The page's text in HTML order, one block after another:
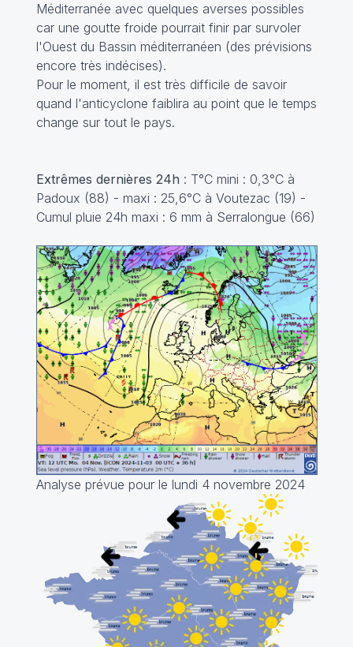
Méditerranée avec quelques averses possibles
car une goutte froide pourrait finir par survoler
l'Ouest du Bassin méditerranéen (des prévisions
encore très indécises).
Pour le moment, il est très difficile de savoir
quand l'anticyclone faiblira au point que le temps
change sur tout le pays.
Extrêmes dernières 24h : T°C mini : 0,3°C à
Padoux (88) - maxi : 25,6°C à Voutezac (19) -
Cumul pluie 24h maxi : 6 mm à Serralongue (66)
Analyse prévue pour le lundi 4 novembre 2024